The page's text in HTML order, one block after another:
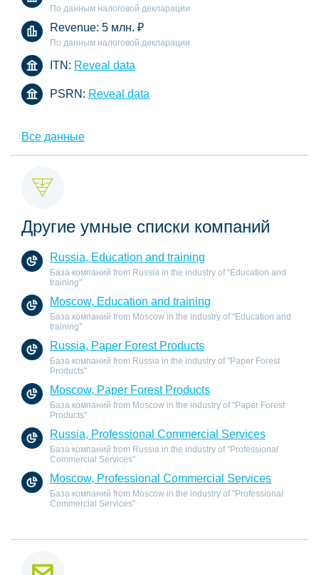
По данным налоговой декларации
Revenue: 5 млн. ₽
По данным налоговой декларации
ITN: Reveal data
PSRN: Reveal data
Все данные
Другие умные списки компаний
Russia, Education and training
База компаний from Russia in the industry of "Education and
training"
Moscow, Education and training
База компаний from Moscow in the industry of "Education and
training"
Russia, Paper Forest Products
База компаний from Russia in the industry of "Paper Forest
Products"
Moscow, Paper Forest Products
База компаний from Moscow in the industry of "Paper Forest
Products"
Russia, Professional Commercial Services
База компаний from Russia in the industry of "Professional
Commercial Services"
Moscow, Professional Commercial Services
База компаний from Moscow in the industry of "Professional
Commercial Services"